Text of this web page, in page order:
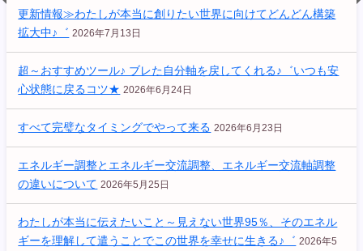
更新情報≫わたしが本当に創りたい世界に向けてどんどん構築
拡大中♪゛ 2026年7月13日
超～おすすめツール♪ ブレた自分軸を戻してくれる♪゛いつも安
心状態に戻るコツ★ 2026年6月24日
すべて完璧なタイミングでやって来る 2026年6月23日
エネルギー調整とエネルギー交流調整、エネルギー交流軸調整
の違いについて 2026年5月25日
わたしが本当に伝えたいこと～見えない世界95％、そのエネル
ギーを理解して遣うことでこの世界を幸せに生きる♪゛ 2026年5